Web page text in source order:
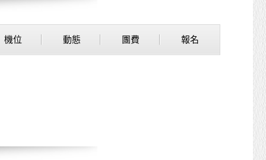
機位 動態 團費 報名